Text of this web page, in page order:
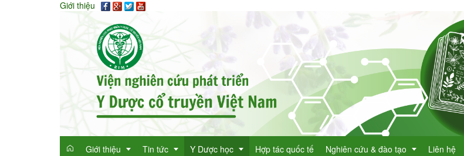
Giới thiệu
Giới thiệu Tin tức Y Dược học Hợp tác quốc tế Nghiên cứu & đào tạo
Liên hệ